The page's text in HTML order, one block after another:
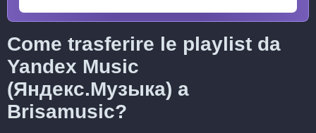
Come trasferire le playlist da
Yandex Music
(Яндекс.Музыка) a
Brisamusic?